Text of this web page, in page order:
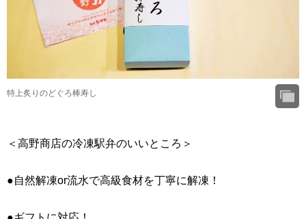
特上炙りのどぐろ棒寿し
＜高野商店の冷凍駅弁のいいところ＞
●自然解凍or流水で高級食材を丁寧に解凍！